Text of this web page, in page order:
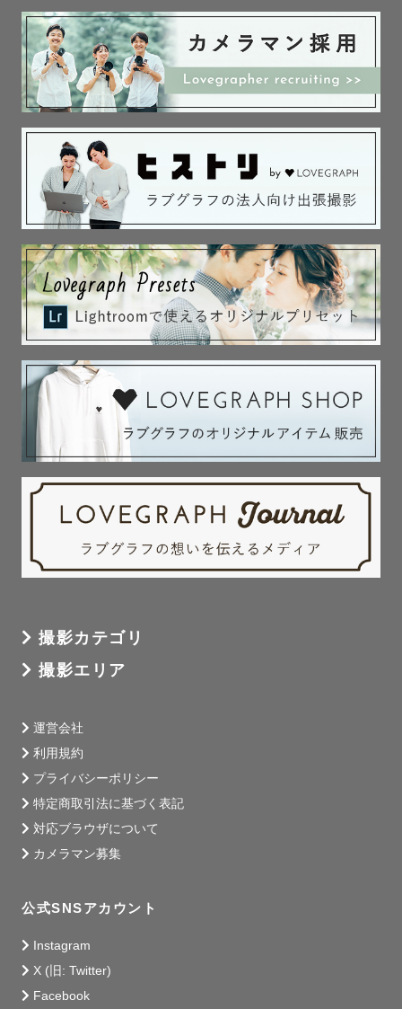
撮影カテゴリ
撮影エリア
運営会社
利用規約
プライバシーポリシー
特定商取引法に基づく表記
対応ブラウザについて
カメラマン募集
公式SNSアカウント
Instagram
X (旧: Twitter)
Facebook